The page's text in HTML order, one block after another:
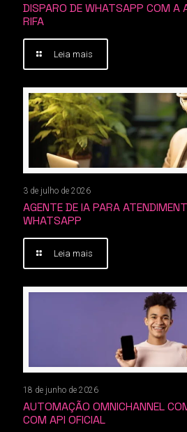
DISPARO DE WHATSAPP COM A
RIFA
Leia mais
3 de julho de 2026
AGENTE DE IA PARA
WHATSAPP
Leia mais
18 de junho de 2026
AUTOMAÇÃO OMNICHANNEL
COM API OFICIAL